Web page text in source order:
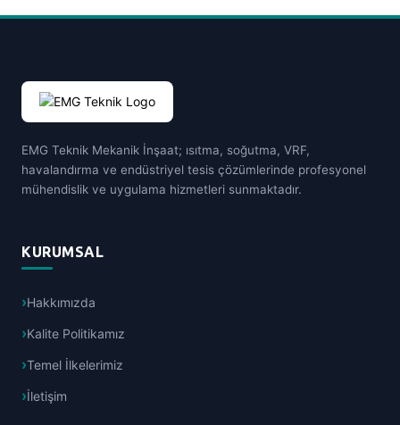
EMG Teknik Mekanik İnşaat; ısıtma, soğutma, VRF,
havalandırma ve endüstriyel tesis çözümlerinde profesyonel
mühendislik ve uygulama hizmetleri sunmaktadır.
KURUMSAL
Hakkımızda
Kalite Politikamız
Temel İlkelerimiz
İletişim